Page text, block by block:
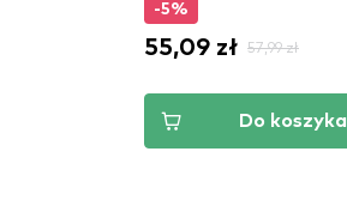
-5%
55,09 zł 57,99 zł
Do koszyka